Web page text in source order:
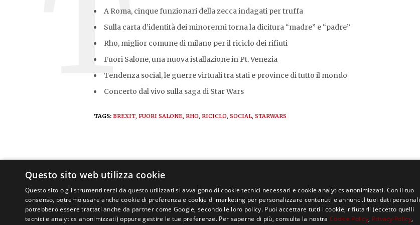
A Roma, cinque funzionari della zecca indagati per truffa
Sulla carta d’identità dei minorenni torna la dicitura “madre” e “padre”
Rho, miglior comune di milano per il riciclo dei rifiuti
Fuori Salone, una nuova istallazione in Pt. Venezia
Tendenza social, le guerre virtuali tra stati e province di tutto il mondo
Concerto dal vivo sulla saga di Star Wars
TAGS: BREXIT, FUORI SALONE, RHO, RICICLO, SOCIAL, STARWARS
Questo sito web utilizza cookie
Questo sito o gli strumenti terzi da questo utilizzati si avvalgono di cookie tecnici necessari e cookie analytics anonimizzati. Con il tuo
consenso, potremo usare anche cookie di preferenza e cookie di marketing per personalizzare contenuti e annunci.I tuoi dati personali
potrebbero essere trattati anche da partner come Google, secondo le loro policy. Puoi accettare tutti i cookie, rifiutarli (eccetto quelli
tecnici e analytics anonimizzati) oppure gestire le tue preferenze. Per saperne di più, consulta la nostraCookie Policy, Privacy Policy,